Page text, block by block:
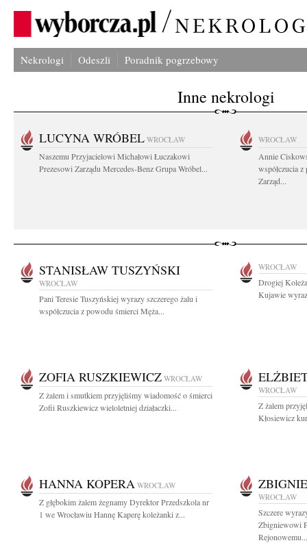
Nekrologi Odeszli Poradnik pogrzebowy
Inne nekrologi
LUCYNA WRÓBEL WROCŁAW
Naszemu Przyjacielowi Michałowi Łuczakowi
Prezesowi Zarządu Mercedes-Benz Grupa Wróbel...
WROCŁAW
Annie
współczucia
Zarząd...
STANISŁAW TUSZYŃSKI
WROCŁAW
Pani Teresie Tuszyńskiej wyrazy szczerego żalu i
współczucia z powodu śmierci Męża...
WROCŁAW
Drogiej
Kujawie
ZOFIA RUSZKIEWICZ WROCŁAW
Z żalem i smutkiem przyjęliśmy wiadomość o śmierci
Zofii Ruszkiewicz wieloletniej działaczki...
WROCŁAW
Z żalem
Kłosiewicz
HANNA KOPERA WROCŁAW
Z głębokim żalem żegnamy Dyrektor Przedszkola nr
1 we Wrocławiu Hannę Kaperę koleżanki z...
WROCŁAW
Szczere
Zbigniewowi
Rejonowemu...